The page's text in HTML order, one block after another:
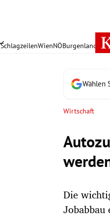
SchlagzeilenWienNÖBurgenland
Wählen
Wirtschaft
Die